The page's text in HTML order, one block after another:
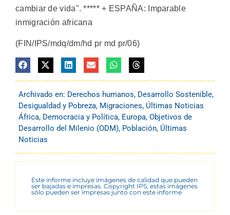
cambiar de vida". ***** + ESPAÑA: Imparable
inmigración africana
(FIN/IPS/mdq/dm/hd pr md pr/06)
Archivado en: Derechos humanos, Desarrollo Sostenible,
Desigualdad y Pobreza, Migraciones, Últimas Noticias
África, Democracia y Política, Europa, Objetivos de
Desarrollo del Milenio (ODM), Población, Últimas
Noticias
Este informe incluye imágenes de calidad que pueden
ser bajadas e impresas. Copyright IPS, estas imágenes
sólo pueden ser impresas junto con este informe